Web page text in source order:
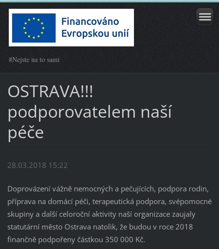
#Nejste na to sami
OSTRAVA!!!
podporovatelem naší
péče
28.03.2018 15:22
Doprovázení vážně nemocných a pečujících, podpora rodin,
příprava na domácí péči, terapeutická podpora, svépomocné
skupiny a další celoroční aktivity naší organizace zaujaly
statutární město Ostrava natolik, že budou v roce 2018
finančně podpořeny částkou 350 000 Kč.